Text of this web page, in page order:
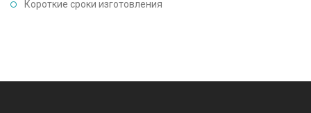
Короткие сроки изготовления